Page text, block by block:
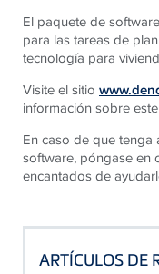
El paquete de
para las tareas de
tecnología para
Visite el sitio
información sobre
En caso de que
software, póngase en
encantados de
ARTÍCULOS DE